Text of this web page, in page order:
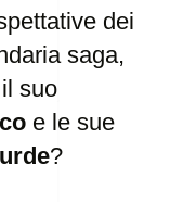
dei
saga,
suo
e le sue
?